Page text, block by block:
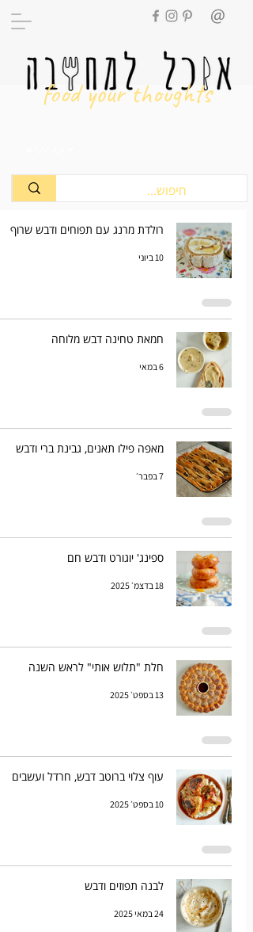
food your thoughts
רולדת מרנג עם תפוחים ודבש שרוף
10 ביוני
חמאת טחינה דבש מלוחה
6 במאי
מאפה פילו תאנים, גבינת ברי ודבש
7 בפבר׳
ספינג' יוגורט ודבש חם
18 בדצמ׳ 2025
חלת "תלוש אותי" לראש השנה
13 בספט׳ 2025
עוף צלוי ברוטב דבש, חרדל ועשבים
10 בספט׳ 2025
לבנה תפוזים ודבש
24 במאי 2025